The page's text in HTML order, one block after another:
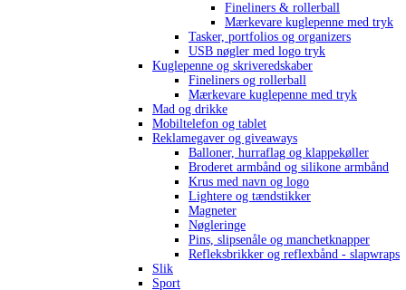
Fineliners & rollerball
Mærkevare kuglepenne med tryk
Tasker, portfolios og organizers
USB nøgler med logo tryk
Kuglepenne og skriveredskaber
Fineliners og rollerball
Mærkevare kuglepenne med tryk
Mad og drikke
Mobiltelefon og tablet
Reklamegaver og giveaways
Balloner, hurraflag og klappekøller
Broderet armbånd og silikone armbånd
Krus med navn og logo
Lightere og tændstikker
Magneter
Nøgleringe
Pins, slipsenåle og manchetknapper
Refleksbrikker og reflexbånd - slapwraps
Slik
Sport